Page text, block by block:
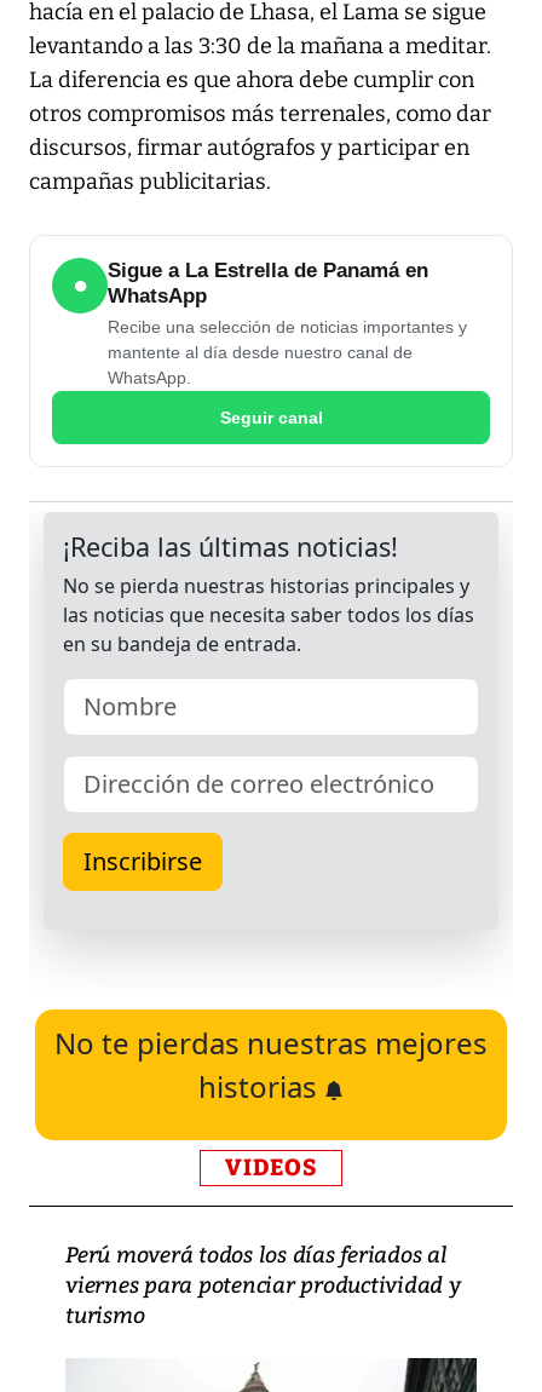
hacía en el palacio de Lhasa, el Lama se sigue
levantando a las 3:30 de la mañana a meditar.
La diferencia es que ahora debe cumplir con
otros compromisos más terrenales, como dar
discursos, firmar autógrafos y participar en
campañas publicitarias.
●
Sigue a La Estrella de Panamá en
WhatsApp
Recibe una selección de noticias importantes y
mantente al día desde nuestro canal de
WhatsApp.
Seguir canal
No te pierdas nuestras mejores
historias
VIDEOS
Perú moverá todos los días feriados al
viernes para potenciar productividad y
turismo